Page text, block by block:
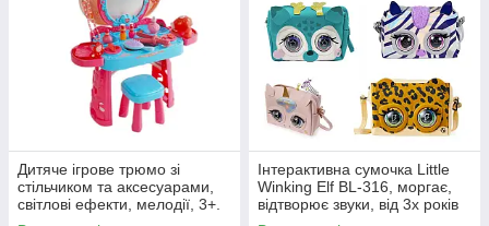
Дитяче ігрове трюмо зі
стільчиком та аксесуарами,
світлові ефекти, мелодії, 3+.
Інтерактивна сумочка Little
Winking Elf BL-316, моргає,
відтворює звуки, від 3х років